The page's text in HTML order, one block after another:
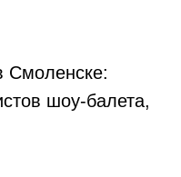
Смоленске:
шоу-балета,